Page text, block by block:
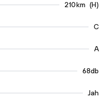
210km (H)
C
A
68db
Jah